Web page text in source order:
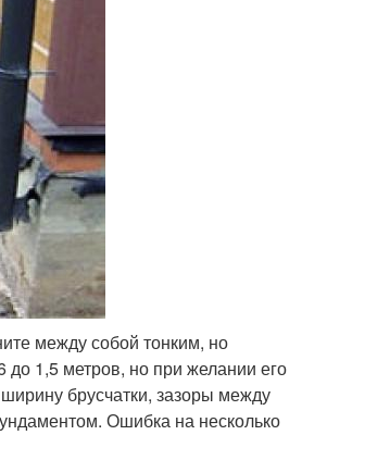
между собой тонким, но
1,5 метров, но при желании его
брусчатки, зазоры между
Ошибка на несколько